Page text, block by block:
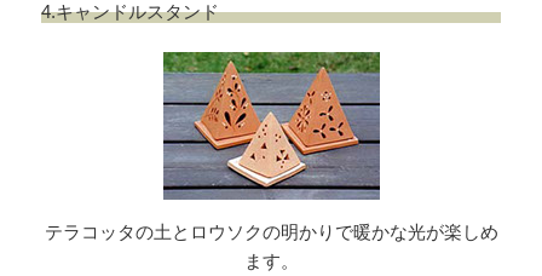
4.キャンドルスタンド
テラコッタの土とロウソクの明かりで暖かな光が楽しめ
ます。